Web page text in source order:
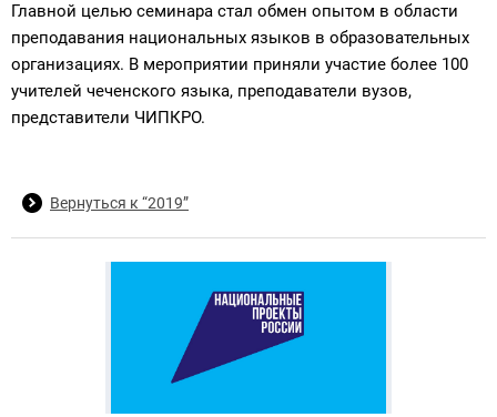
Главной целью семинара стал обмен опытом в области
преподавания национальных языков в образовательных
организациях. В мероприятии приняли участие более 100
учителей чеченского языка, преподаватели вузов,
представители ЧИПКРО.
Вернуться к “2019”